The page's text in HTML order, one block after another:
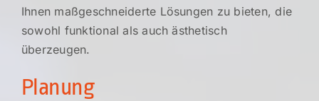
Ihnen maßgeschneiderte Lösungen zu bieten, die
sowohl funktional als auch ästhetisch
überzeugen.
Planung